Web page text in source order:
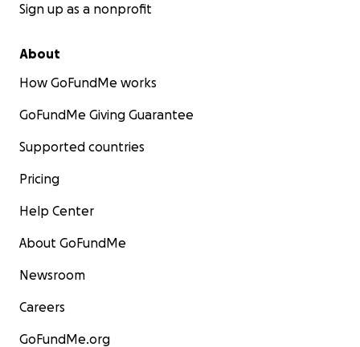
Sign up as a nonprofit
About
How GoFundMe works
GoFundMe Giving Guarantee
Supported countries
Pricing
Help Center
About GoFundMe
Newsroom
Careers
GoFundMe.org